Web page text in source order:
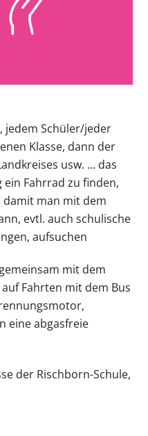
jedem Schüler/jeder
Klasse, dann der
usw. … das
Fahrrad zu finden,
man mit dem
evtl. auch schulische
aufsuchen
mit dem
Fahrten mit dem Bus
eine abgasfreie
der Rischborn-Schule,